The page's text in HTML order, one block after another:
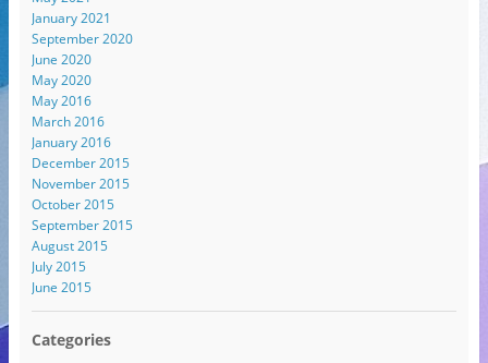
January 2021
September 2020
June 2020
May 2020
May 2016
March 2016
January 2016
December 2015
November 2015
October 2015
September 2015
August 2015
July 2015
June 2015
Categories